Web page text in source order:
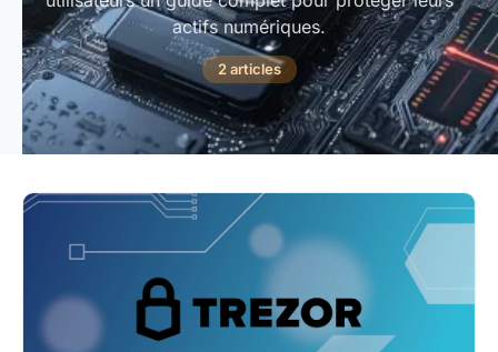
actifs numériques.
2 articles